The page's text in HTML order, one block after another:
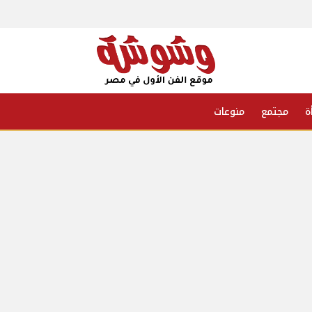
مجتمع منوعات